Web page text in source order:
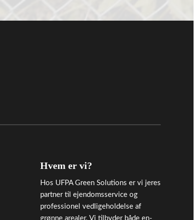
Hvem er vi?
Hos UFPA Green Solutions er vi jeres
partner til ejendomsservice og
professionel vedligeholdelse af
grønne arealer. Vi tilbyder både en-